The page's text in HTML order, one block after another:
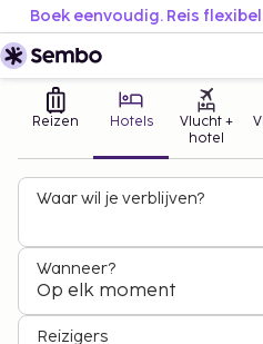
Boek eenvoudig. Reis
Reizen Hotels
Vlucht +
hotel
Waar wil je verblijven?
Wanneer?
Op elk moment
Reizigers